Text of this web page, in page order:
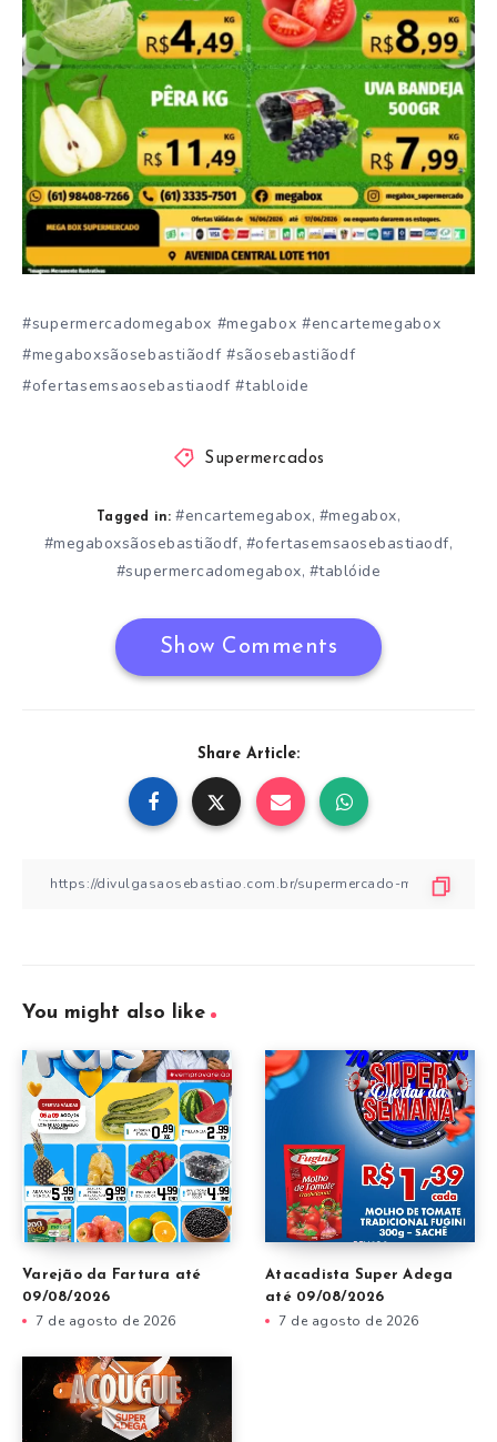
#supermercadomegabox #megabox #encartemegabox
#megaboxsãosebastiãodf #sãosebastiãodf
#ofertasemsaosebastiaodf #tabloide
Supermercados
Tagged in: #encartemegabox, #megabox,
#megaboxsãosebastiãodf, #ofertasemsaosebastiaodf,
#supermercadomegabox, #tablóide
Show Comments
Share Article:
You might also like
Varejão da Fartura até
09/08/2026
7 de agosto de 2026
Atacadista Super Adega
até 09/08/2026
7 de agosto de 2026